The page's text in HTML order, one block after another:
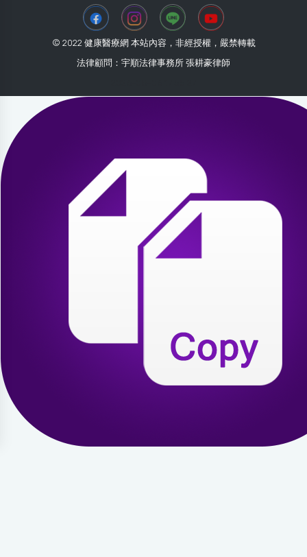
© 2022 健康醫療網 本站內容，非經授權，嚴禁轉載
法律顧問：宇順法律事務所 張耕豪律師